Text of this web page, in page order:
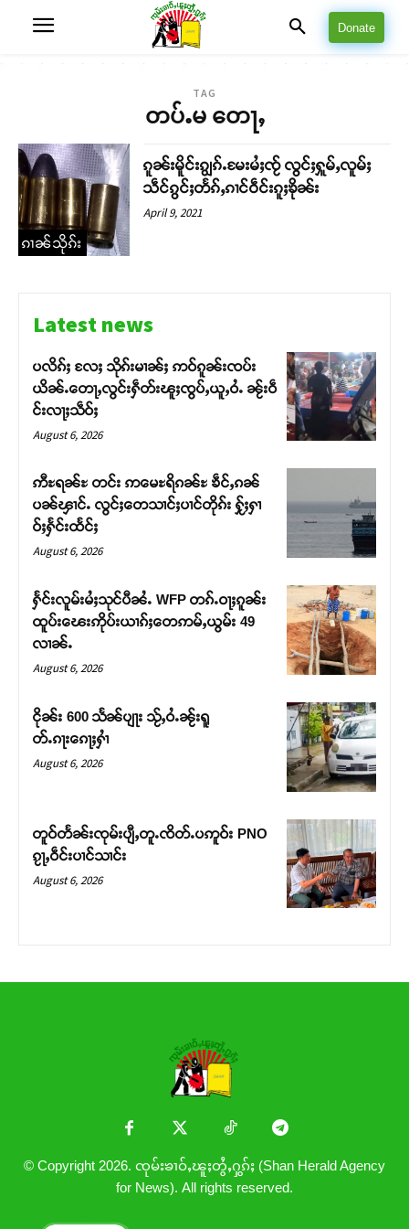
တႃႇႁႂ်ႈသဵင်ၵၢင်ၸႂ်ၵူၼ်းမိူင်း ၵူႈတီႈၵူႈလႅၼ်ပေႃးတေၸွ
တ်ႇ တူဝ်ႈလုမ်ႈၾႃႉၼၼ်ႉ ၶဝ်ႈႁူမ်ႈၵမ်ႉထႅမ် ၸုမ်းၶၢ
ဝ်ႇၽူႈတွႆႇႁွၵ်ႈ လႆႈယူႇၶႃႈဢေႃႈ။
Donate
TAG
တပ်ႉမ တေႃႇ
ၵၢၼ်သိုၵ်း
ၵူၼ်းမိူင်းၵျွၵ်ႉမႄးမႆႈၸႂ် လွင်ႈႁူမ်ႇလူမ်ႈ
သဵင်ၵွင်ႈတႅၵ်ႇၵၢင်ဝဵင်းၵူႈၶိုၼ်း
April 9, 2021
Latest news
ပလိၵ်ႈ လႄႈ သိုၵ်းမၢၼ်ႈ ဢဝ်ၵူၼ်းၸပ်း
ယိၼ်ႉတေႃႇလွင်းႁဵတ်းၽူႈၸွပ်ႇယူႇဝႆႉ ၼႂ်းဝဵ
င်းလႃႈသဵဝ်ႈ
August 6, 2026
ဢီႊရၼ်ႊ တင်း ဢမေႊရိၵၼ်ႊ ၶဵင်ႇၵၼ်
ပၼ်ၾၢင်ႉ လွင်ႈတေသၢင်ႈပၢင်တိုၵ်း ႁႂ်ႈႁၢ
ဝ်ႈႁႅင်းထႅင်ႈ
August 6, 2026
ႁႅင်းလူမ်းမႆႈသုင်ပီၼႆႉ WFP တၵ်ႉဝႃႈၵူၼ်း
ထူပ်းၽေးဢိုပ်းယၢၵ်ႈတေဢမ်ႇယွမ်း 49
လၢၼ်ႉ
August 6, 2026
ငိုၼ်း 600 သႅၼ်ပျႃး သႂ်ႇဝႆႉၼႂ်းရူ
တ်ႉၵႃးၵေႃႈႁၢႆ
August 6, 2026
တူဝ်တႅၼ်းၸုမ်းပျီႇတူႉၸိတ်ႉပဢူဝ်း PNO
ၵႂႃႇဝဵင်းပၢင်သၢင်း
August 6, 2026
© Copyright 2026. ၸုမ်းၶၢဝ်ႇၽူႈတွႆႇႁွၵ်ႈ (Shan Herald Agency
for News). All rights reserved.